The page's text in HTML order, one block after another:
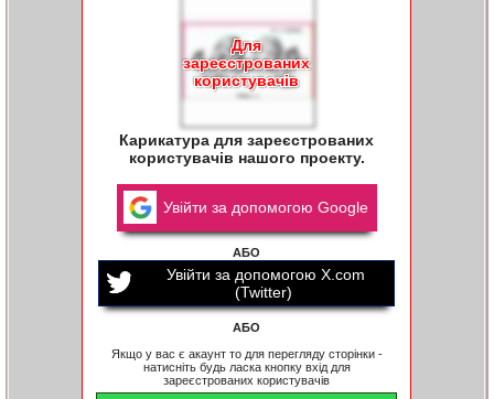
Для
зареєстрованих
користувачів
Карикатура для зареєстрованих
користувачів нашого проекту.
Увійти за допомогою Google
АБО
Увійти за допомогою X.com
(Twitter)
АБО
Якщо у вас є акаунт то для перегляду сторінки -
натисніть будь ласка кнопку вхід для
зареєстрованих користувачів